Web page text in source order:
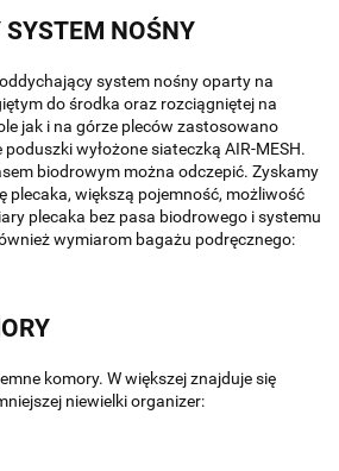
SYSTEM NOŚNY
system nośny oparty na
do środka oraz rozciągniętej na
jak i na górze pleców zastosowano
wyłożone siateczką AIR-MESH.
biodrowym można odczepić. Zyskamy
plecaka, większą pojemność, możliwość
plecaka bez pasa biodrowego i systemu
wymiarom bagażu podręcznego:
komory. W większej znajduje się
niewielki organizer: